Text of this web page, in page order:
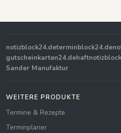
notizblock24.determinblock24.de
gutscheinkarten24.de
Sander Manufaktur
WEITERE PRODUKTE
Termine & Rezepte
Terminplaner